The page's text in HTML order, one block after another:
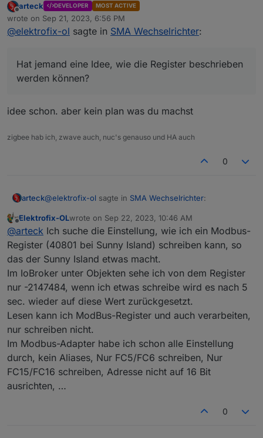
Ich habe seit ca. 1 Jahr eine STP6.0 und seit März
einen Island6.0-13. Beide kann ich Modbus
abfragen und bekommen auch gültige und
wollte dann zu Tibber wechseln. Der Plan ist, in
Preiswerten Zeiten den Akkus im Winter aus dem
Ich versuche einen Register im Sunny Island zu
Über das SunnyPortal oder im WR kann ich das
Register beschreiben und der WR läd auch aus
Hat jemand eine Idee, wie die Register
Offline
arteck DEVELOPER MOST ACTIVE
wrote on Sep 21, 2023, 6:56 PM
last edited by
@elektrofix-ol sagte in SMA Wechselrichter:
Hat jemand eine Idee, wie die Register beschrieben
werden können?
idee schon. aber kein plan was du machst
zigbee hab ich, zwave auch, nuc's genauso und HA auch
0
arteck@elektrofix-ol sagte in SMA Wechselrichter:
Hat jemand eine Idee, wie die Register
beschrieben werden können?
idee schon. aber kein plan was du machst
Offline
Elektrofix-OLwrote on Sep 22, 2023, 10:46 AM
last edited by
@arteck Ich suche die Einstellung, wie ich ein Modbus-
Register (40801 bei Sunny Island) schreiben kann, so
das der Sunny Island etwas macht.
Im IoBroker unter Objekten sehe ich von dem Register
nur -2147484, wenn ich etwas schreibe wird es nach 5
sec. wieder auf diese Wert zurückgesetzt.
Lesen kann ich ModBus-Register und auch verarbeiten,
nur schreiben nicht.
Im Modbus-Adapter habe ich schon alle Einstellung
durch, kein Aliases, Nur FC5/FC6 schreiben, Nur
FC15/FC16 schreiben, Adresse nicht auf 16 Bit
ausrichten, …
0